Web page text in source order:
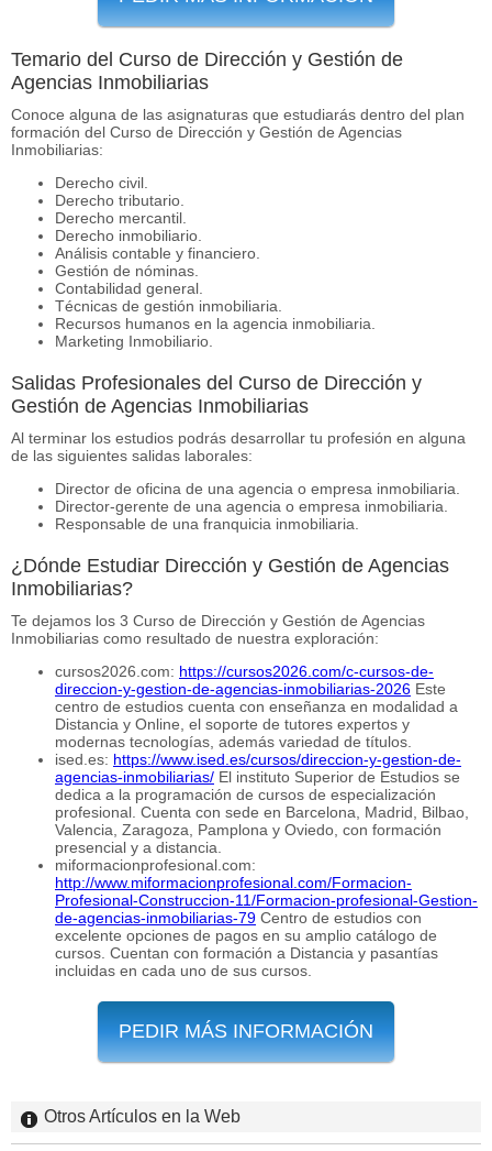
Temario del Curso de Dirección y Gestión de
Agencias Inmobiliarias
Conoce alguna de las asignaturas que estudiarás dentro del plan
formación del Curso de Dirección y Gestión de Agencias
Inmobiliarias:
Derecho civil.
Derecho tributario.
Derecho mercantil.
Derecho inmobiliario.
Análisis contable y financiero.
Gestión de nóminas.
Contabilidad general.
Técnicas de gestión inmobiliaria.
Recursos humanos en la agencia inmobiliaria.
Marketing Inmobiliario.
Salidas Profesionales del Curso de Dirección y
Gestión de Agencias Inmobiliarias
Al terminar los estudios podrás desarrollar tu profesión en alguna
de las siguientes salidas laborales:
Director de oficina de una agencia o empresa inmobiliaria.
Director-gerente de una agencia o empresa inmobiliaria.
Responsable de una franquicia inmobiliaria.
¿Dónde Estudiar Dirección y Gestión de Agencias
Inmobiliarias?
Te dejamos los 3 Curso de Dirección y Gestión de Agencias
Inmobiliarias como resultado de nuestra exploración:
cursos2026.com: https://cursos2026.com/c-cursos-de-
direccion-y-gestion-de-agencias-inmobiliarias-2026 Este
centro de estudios cuenta con enseñanza en modalidad a
Distancia y Online, el soporte de tutores expertos y
modernas tecnologías, además variedad de títulos.
ised.es: https://www.ised.es/cursos/direccion-y-gestion-de-
agencias-inmobiliarias/ El instituto Superior de Estudios se
dedica a la programación de cursos de especialización
profesional. Cuenta con sede en Barcelona, Madrid, Bilbao,
Valencia, Zaragoza, Pamplona y Oviedo, con formación
presencial y a distancia.
miformacionprofesional.com:
http://www.miformacionprofesional.com/Formacion-
Profesional-Construccion-11/Formacion-profesional-Gestion-
de-agencias-inmobiliarias-79 Centro de estudios con
excelente opciones de pagos en su amplio catálogo de
cursos. Cuentan con formación a Distancia y pasantías
incluidas en cada uno de sus cursos.
PEDIR MÁS INFORMACIÓN
Otros Artículos en la Web